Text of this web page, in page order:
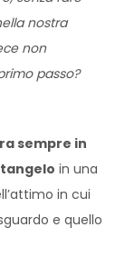
nostra
non
passo?
sempre in
in una
in cui
e quello